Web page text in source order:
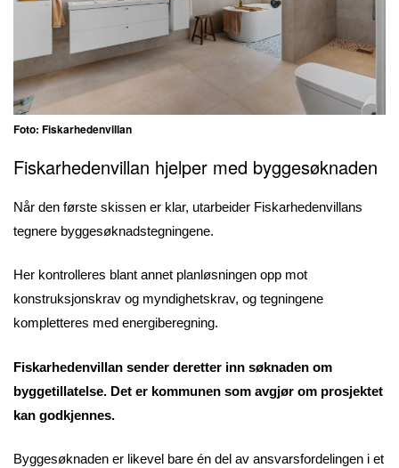
Foto: Fiskarhedenvillan
Fiskarhedenvillan hjelper med byggesøknaden
Når den første skissen er klar, utarbeider Fiskarhedenvillans
tegnere byggesøknadstegningene.
Her kontrolleres blant annet planløsningen opp mot
konstruksjonskrav og myndighetskrav, og tegningene
kompletteres med energiberegning.
Fiskarhedenvillan sender deretter inn søknaden om
byggetillatelse. Det er kommunen som avgjør om prosjektet
kan godkjennes.
Byggesøknaden er likevel bare én del av ansvarsfordelingen i et